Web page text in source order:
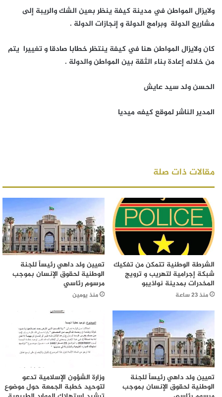
ولايزال المواطن في مدينة كيفة ينظر بعين الشك والريبة إلى
مشاريع الدولة وبرامج الدولة و إنجازات الدولة .
كان ولايزال المواطن هنا في كيفة ينتظر خطابا صادقا و تغييرا يتم
من خلاله إعادة بناء الثقة بين المواطن والدولة .
الحسن ولد سيد عايش
المدير الناشر لموقع كيفه ميديا
مقالات ذات صلة
الشرطة الوطنية تتمكن من تفكيك
شبكة إجرامية لتهريب و ترويج
المخدرات بمدينة نواذيبو
منذ 23 ساعة
تعيين ولد داهي رئيساً للجنة
الوطنية لحقوق الإنسان بموجب
مرسوم رئاسي
منذ يومين
تعيين ولد داهي رئيساً للجنة
الوطنية لحقوق الإنسان بموجب
وزارة الشؤون الإسلامية تدعو
لتوحيد خطبة الجمعة حول موضوع